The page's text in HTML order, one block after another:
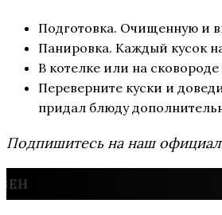
Подготовка. Очищенную и
Панировка. Каждый кусок
В котелке или на
Переверните куски и
придал блюду
Подпишитесь на наш